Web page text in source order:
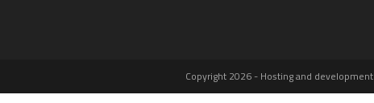
Copyright 2026 - Hosting and development